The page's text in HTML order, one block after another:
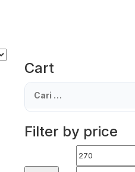
Cart
Cari
untuk:
Filter by price
Harga